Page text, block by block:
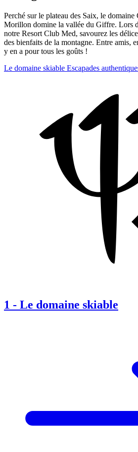
Perché sur le plateau des Saix, le
Morillon domine la vallée du Giffre. Lors
notre Resort Club Med, savourez les
des bienfaits de la montagne. Entre amis,
y en a pour tous les goûts !
Le domaine skiable Escapades
1 - Le domaine skiable